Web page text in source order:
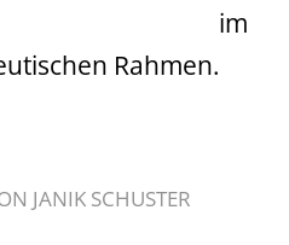
im
Rahmen.
JANIK SCHUSTER